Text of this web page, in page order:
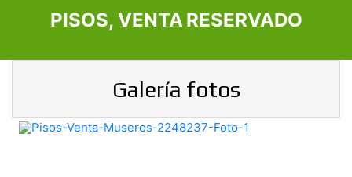
PISOS, VENTARESERVADO
Galería fotos